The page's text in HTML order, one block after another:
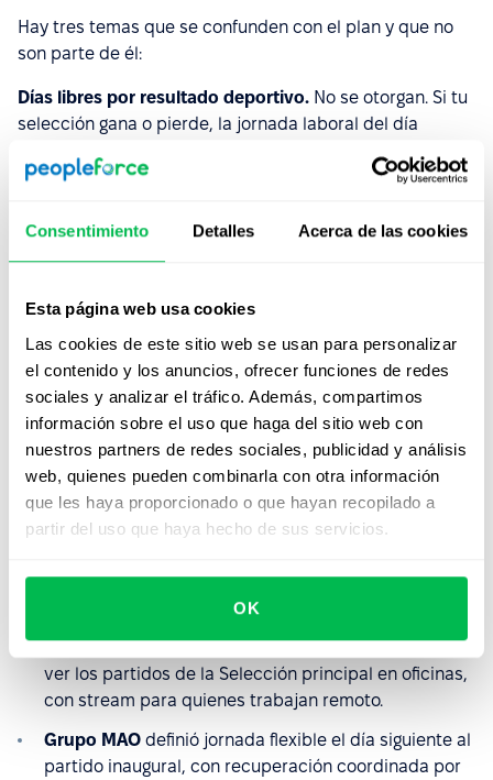
Consentimiento Detalles Acerca de las cookies
Esta página web usa cookies
Las cookies de este sitio web se usan para personalizar
el contenido y los anuncios, ofrecer funciones de redes
sociales y analizar el tráfico. Además, compartimos
información sobre el uso que haga del sitio web con
nuestros partners de redes sociales, publicidad y análisis
web, quienes pueden combinarla con otra información
que les haya proporcionado o que hayan recopilado a
partir del uso que haya hecho de sus servicios.
OK
Hay tres temas que se confunden con el plan y que no
son parte de él:
Días libres por resultado deportivo. No se otorgan. Si tu
selección gana o pierde, la jornada laboral del día
Bonos, premios en efectivo, etc. No son parte del plan
Beneficios diferenciales por jerarquía.
igual a toda la plantilla. Si los directivos pueden ver los
partidos y los analistas no, el plan se rompió antes de
empezar.
El caso de tres empresas que
ya lo tienen claro
haciendo algunas marcas grandes con presencia en
Adidashabilitó espacios y transmisión interna para
ver los partidos de la Selección principal en oficinas,
con stream para quienes trabajan remoto.
Grupo MAO definió jornada flexible el día siguiente al
partido inaugural, con recuperación coordinada por